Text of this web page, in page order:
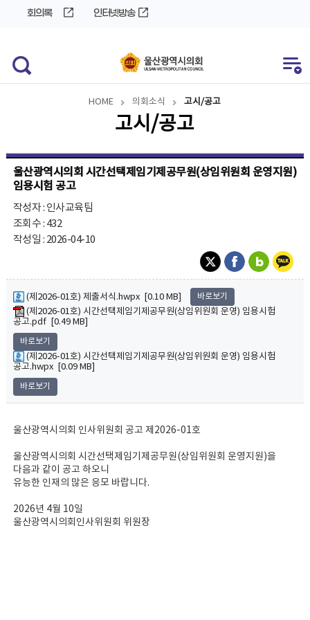
회의록 인터넷방송
HOME 의회소식 고시/공고
고시/공고
울산광역시의회 시간선택제임기제공무원(상임위원회 운영지원)
임용시험 공고
작성자 : 인사교육팀
조회수 : 432
작성일 : 2026-04-10
(제2026-01호) 제출서식.hwpx [0.10 MB] 바로보기
(제2026-01호) 시간선택제임기제공무원(상임위원회 운영) 임용시험
공고.pdf [0.49 MB]
바로보기
(제2026-01호) 시간선택제임기제공무원(상임위원회 운영) 임용시험
공고.hwpx [0.09 MB]
바로보기
울산광역시의회 인사위원회 공고 제2026-01호
울산광역시의회 시간선택제임기제공무원(상임위원회 운영지원)을
다음과 같이 공고 하오니
유능한 인재의 많은 응모 바랍니다.
2026년 4월 10일
울산광역시의회인사위원회 위원장